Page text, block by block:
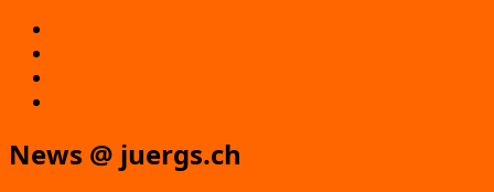
News @ juergs.ch